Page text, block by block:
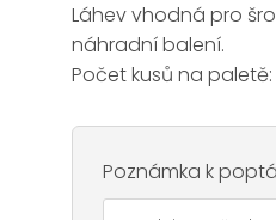
Láhev vhodná pro
náhradní balení.
Počet kusů na paletě:
Poznámka k